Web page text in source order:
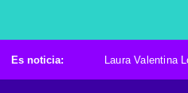
Es noticia: Laura Valentina